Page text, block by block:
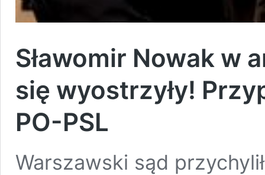
Sławomir Nowak w
się wyostrzyły!
PO-PSL
Warszawski sąd